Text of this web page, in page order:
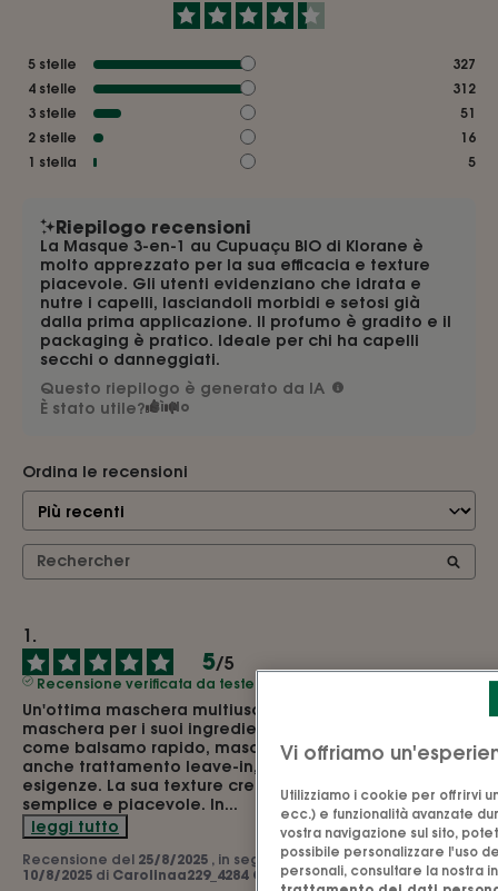
5 stelle
327
4 stelle
312
3 stelle
51
2 stelle
16
1 stella 5
Riepilogo recensioni
La Masque 3-en-1 au Cupuaçu BIO di Klorane è
molto apprezzato per la sua efficacia e texture
piacevole. Gli utenti evidenziano che idrata e
nutre i capelli, lasciandoli morbidi e setosi già
dalla prima applicazione. Il profumo è gradito e il
packaging è pratico. Ideale per chi ha capelli
secchi o danneggiati.
Questo riepilogo è generato da IA
È stato utile? Sì No
Ordina le recensioni
5/5
Recensione verificata da tester
Un'ottima maschera multiuso: apprezzo molto questa
maschera per i suoi ingredienti puri e la sua versatilità:
come balsamo rapido, maschera nutriente profonda o
anche trattamento leave-in, si adatta a tutte le mie
esigenze. La sua texture cremosa rende l'applicazione
semplice e piacevole. In...
leggi tutto
Recensione del 25/8/2025 , in seguito ad un'esperienza del
10/8/2025 di Carolinaa229_4284 Q.
Vi offriamo
Utilizziamo i cookie per offrirvi
ecc.) e funzionalità avanzate
vostra navigazione sul sito,
possibile personalizzare l'uso
personali, consultare la nostra